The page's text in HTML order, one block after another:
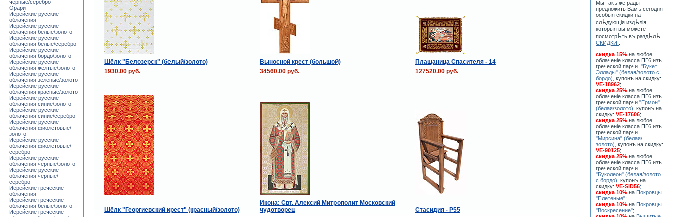
Шёлк "Белозерск" (белый/золото) Выносной крест (большой)
Плащаница Спасителя - 14
1930.00 руб.
34560.00 руб. 127520.00 руб.
Шёлк "Георгиевский крест" (красный/золото)
Икона: Свт. Алексий Митрополит Московский
чудотворец
Стасидия - P55
чёрные/серебро
Орари
Иерейские русские
облачения
Иерейские русские
облачения белые/золото
Иерейские русские
облачения белые/серебро
Иерейские русские
облачения бордо/золото
Иерейские русские
облачения жёлтые/золото
Иерейские русские
облачения зелёные/золото
Иерейские русские
облачения красные/золото
Иерейские русские
облачения синие/золото
Иерейские русские
облачения синие/серебро
Иерейские русские
облачения фиолетовые/
золото
Иерейские русские
облачения фиолетовые/
серебро
Иерейские русские
облачения чёрные/золото
Иерейские русские
облачения чёрные/
серебро
Иерейские греческие
облачения
Иерейские греческие
облачения белые/золото
Иерейские греческие
Мы такъ же рады
предложить Вамъ сегодня
особыя скидки на
слѣдующiя издѣлiя,
которыя вы можете
посмотрѣть въ раздѣлѣ
СКИДКИ!:
скидка 15% на любое
облаченiе класса ПГ6 изъ
греческой парчи "Букет
Эллады" (белая/золото с
бордо) , купонъ на скидку:
VE-18962;
скидка 25% на любое
облаченiе класса ПГ6 изъ
греческой парчи "Ермон"
(белая/золото) , купонъ на
скидку: VE-17606;
скидка 25% на любое
облаченiе класса ПГ6 изъ
греческой парчи
"Мирсина" (белая/
золото) , купонъ на скидку:
VE-90125;
скидка 25% на любое
облаченiе класса ПГ6 изъ
греческой парчи
"Буколеон" (белая/золото
с бордо) , купонъ на
скидку: VE-SID56;
скидка 10% на Покровцы
"Плетеные";
скидка 10% на Покровцы
"Воскресение";